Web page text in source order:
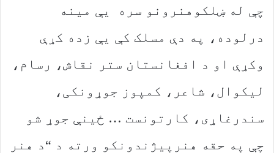
چې له ښلکوهنرونو سره یې مینه
درلوده، په دې مسلک کې یې زده کړې
وکړې او د افغانستان ستر نقاش، رسام،
لیکوال، شاعر، کمپوز جوړونکی،
سندرغاړی، کارتونست … ځینې جوړ شو
چې په حقه هنرپیژندونکو ورته د “د هنر